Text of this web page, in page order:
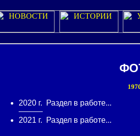
2020 г. Раздел в работе...
2021 г. Раздел в работе...